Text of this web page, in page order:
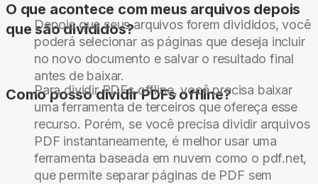
O que acontece com meus arquivos depois
que são divididos?
Depois que seus arquivos forem divididos, você
poderá selecionar as páginas que deseja incluir
no novo documento e salvar o resultado final
antes de baixar.
Como posso dividir PDFs offline?
Para dividir PDFs offline, você precisa baixar
uma ferramenta de terceiros que ofereça esse
recurso. Porém, se você precisa dividir arquivos
PDF instantaneamente, é melhor usar uma
ferramenta baseada em nuvem como o pdf.net,
que permite separar páginas de PDF sem